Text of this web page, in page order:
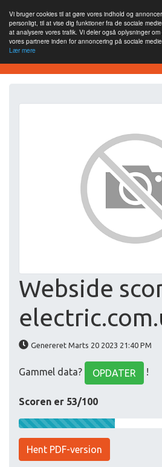
Vi bruger cookies til at gøre vores indhold og
personligt, til at vise dig funktioner fra de sociale
at analysere vores trafik. Vi deler også oplysninger
vores partnere inden for annoncering på sociale
Lær mere
SEO Analytics
Webside
Genereret Marts 20 2023 21:40 PM
Gammel data? OPDATER !
Scoren er 53/100
Hent PDF-version